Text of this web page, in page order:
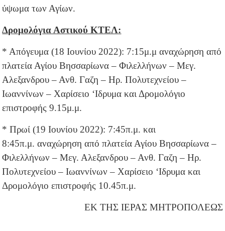
ύψωμα των Αγίων.
Δρομολόγια Αστικού ΚΤΕΛ:
* Απόγευμα (18 Ιουνίου 2022): 7:15μ.μ αναχώρηση από
πλατεία Αγίου Βησσαρίωνα – Φιλελλήνων – Μεγ.
Αλεξανδρου – Ανθ. Γαζη – Ηρ. Πολυτεχνείου –
Ιωαννίνων – Χαρίσειο ‘Ιδρυμα και Δρομολόγιο
επιστροφής 9.15μ.μ.
* Πρωί (19 Ιουνίου 2022): 7:45π.μ. και
8:45π.μ. αναχώρηση από πλατεία Αγίου Βησσαρίωνα –
Φιλελλήνων – Μεγ. Αλεξανδρου – Ανθ. Γαζη – Ηρ.
Πολυτεχνείου – Ιωαννίνων – Χαρίσειο ‘Ιδρυμα και
Δρομολόγιο επιστροφής 10.45π.μ.
ΕΚ ΤΗΣ ΙΕΡΑΣ ΜΗΤΡΟΠΟΛΕΩΣ